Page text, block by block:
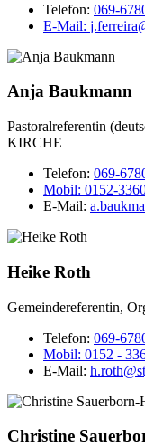
Telefon: 069-
E-Mail:
Anja Baukmann
Pastoralreferentin
KIRCHE
Telefon: 069-
Mobil: 0152-
E-Mail:
Heike Roth
Gemeindereferentin,
Telefon: 069-
Mobil: 0152 -
E-Mail:
Christine